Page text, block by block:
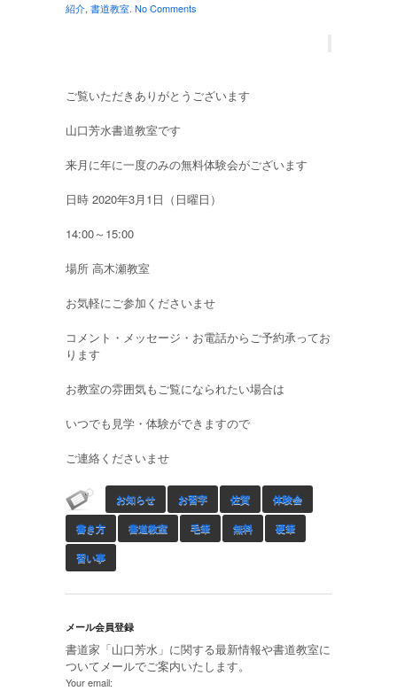
紹介, 書道教室. No Comments
ご覧いただきありがとうございます
山口芳水書道教室です
来月に年に一度のみの無料体験会がございます
日時 2020年3月1日（日曜日）
14:00～15:00
場所 高木瀬教室
お気軽にご参加くださいませ
コメント・メッセージ・お電話からご予約承ってお
ります
お教室の雰囲気もご覧になられたい場合は
いつでも見学・体験ができますので
ご連絡くださいませ
お知らせ お習字 佐賀 体験会
書き方 書道教室 毛筆 無料 硬筆
習い事
メール会員登録
書道家「山口芳水」に関する最新情報や書道教室に
ついてメールでご案内いたします。
Your email: